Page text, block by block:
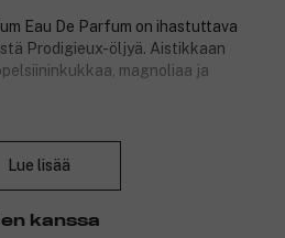
Eau De Parfum on ihastuttava
Prodigieux-öljyä. Aistikkaan
magnoliaa ja
kukka- ja kasviuutteita.
Lue lisää
kanssa